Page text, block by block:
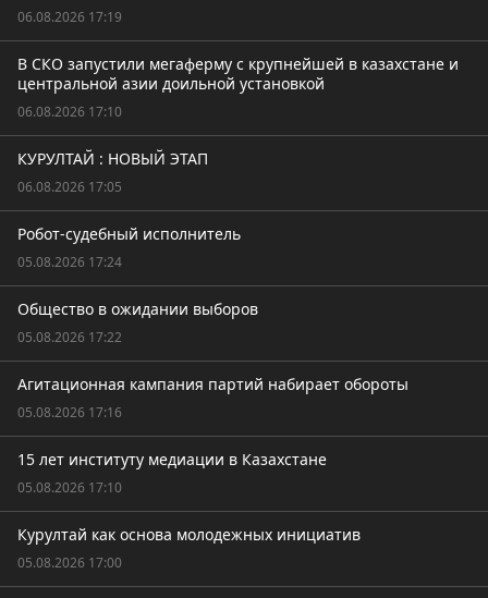
06.08.2026 17:19
В СКО запустили мегаферму с крупнейшей в казахстане и
центральной азии доильной установкой
06.08.2026 17:10
КУРУЛТАЙ : НОВЫЙ ЭТАП
06.08.2026 17:05
Робот-судебный исполнитель
05.08.2026 17:24
Общество в ожидании выборов
05.08.2026 17:22
Агитационная кампания партий набирает обороты
05.08.2026 17:16
15 лет институту медиации в Казахстане
05.08.2026 17:10
Курултай как основа молодежных инициатив
05.08.2026 17:00